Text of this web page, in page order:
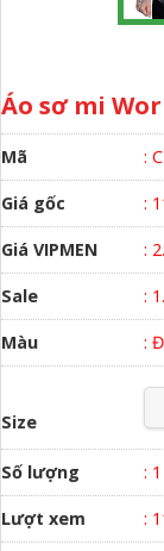
Áo sơ mi
Mã :
Giá gốc :
Giá VIPMEN :
Sale :
Màu :
Size
Số lượng : 1
Lượt xem :